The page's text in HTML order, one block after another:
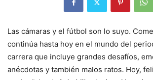
Las cámaras y el fútbol son lo suyo.
continúa hasta hoy en el mundo del
carrera que incluye grandes desafíos,
anécdotas y también malos ratos. Hoy,